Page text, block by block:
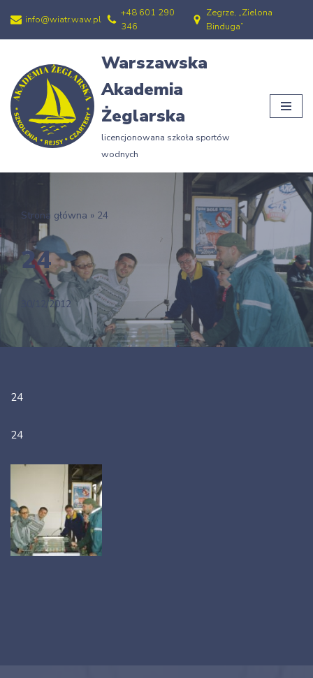
Przejdź
treści
info@wiatr.waw.pl
+48 601 290
346
Zegrze, „Zielona
Binduga”
Warszawska
Akademia
Żeglarska
licencjonowana szkoła sportów
wodnych
Strona główna » 24
24
30/12/2012
24
24